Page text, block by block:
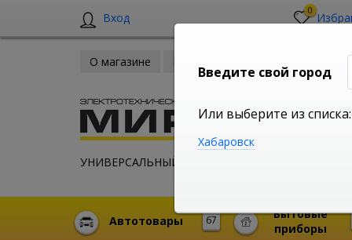
Вход 0
О магазине
УНИВЕРСАЛЬНЫЙ ИНТЕРНЕТ МАГАЗИН
67
Автотовары
Бытовые
приборы
Введите свой город
Или выберите из списка:
Хабаровск